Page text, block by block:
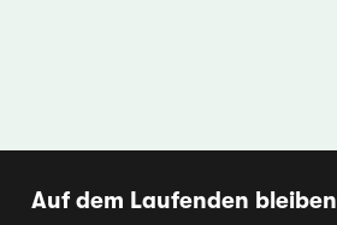
Auf dem Laufenden bleiben